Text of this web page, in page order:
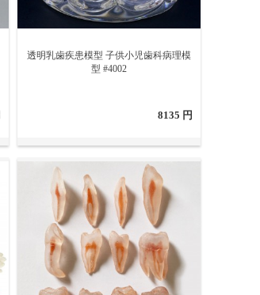
透明乳歯疾患模型 子供小児歯科病理模
型 #4002
8135 円